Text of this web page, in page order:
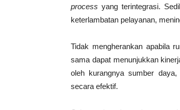
process yang terintegrasi.
keterlambatan pelayanan,
Tidak mengherankan apabila
sama dapat menunjukkan
oleh kurangnya sumber
secara efektif.